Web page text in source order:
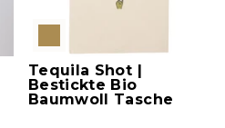
Tequila Shot |
Bestickte Bio
Baumwoll Tasche